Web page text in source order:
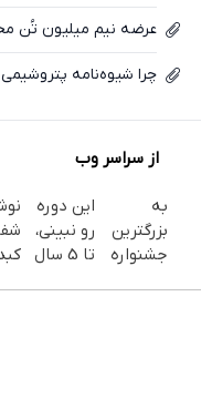
عرضه نیم میلیون تُن
چرا شیوه‌نامه
از سراسر وب
به
بزرگترین
جشنواره
این دوره
رو نبینی،
تا 5 سال